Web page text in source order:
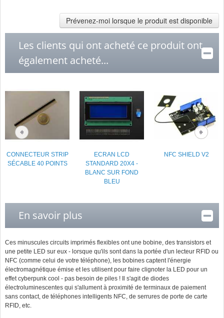
Prévenez-moi lorsque le produit est disponible
Les clients qui ont acheté ce produit ont
également acheté...
CONNECTEUR STRIP
SÉCABLE 40 POINTS
ECRAN LCD
STANDARD 20X4 -
BLANC SUR FOND
BLEU
NFC SHIELD V2
En savoir plus
Ces minuscules circuits imprimés flexibles ont une bobine, des transistors et
une petite LED sur eux - lorsque qu'ils sont dans la portée d'un lecteur RFID ou
NFC (comme celui de votre téléphone), les bobines captent l'énergie
électromagnétique émise et les utilisent pour faire clignoter la LED pour un
effet cyberpunk cool - pas besoin de piles ! Il s'agit de diodes
électroluminescentes qui s'allument à proximité de terminaux de paiement
sans contact, de téléphones intelligents NFC, de serrures de porte de carte
RFID, etc.